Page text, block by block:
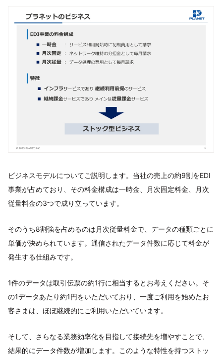
ビジネスモデルについてご説明します。当社の売上の約9割をEDI
事業が占めており、その料金構成は一時金、月次固定料金、月次
従量料金の3つで成り立っています。
そのうち8割強を占めるのは月次従量料金で、データの種類ごとに
単価が決められています。通信されたデータ件数に応じて料金が
発生する仕組みです。
1件のデータは取引伝票の約1行に相当するとお考えください。そ
の1データあたり約1円をいただいており、一度ご利用を始めたお
客さまは、ほぼ継続的にご利用いただいています。
そして、さらなる業務効率化を目指して接続先を増やすことで、
結果的にデータ件数が増加します。このような特性を持つストッ